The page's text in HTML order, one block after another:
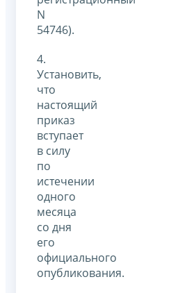
N
54746).
4.
Установить,
что
настоящий
приказ
вступает
в силу
по
истечении
одного
месяца
со дня
его
официального
опубликования.